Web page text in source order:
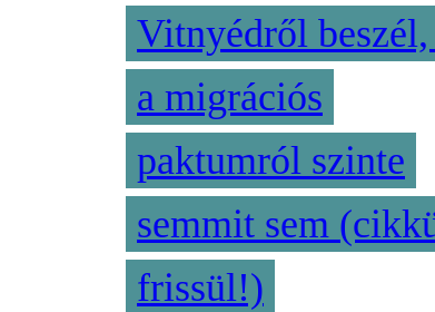
Vitnyédről beszél,
a migrációs
paktumról szinte
semmit sem
frissül!)